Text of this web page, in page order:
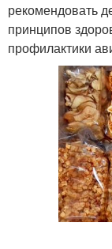
рекомендовать
принципов
профилактики